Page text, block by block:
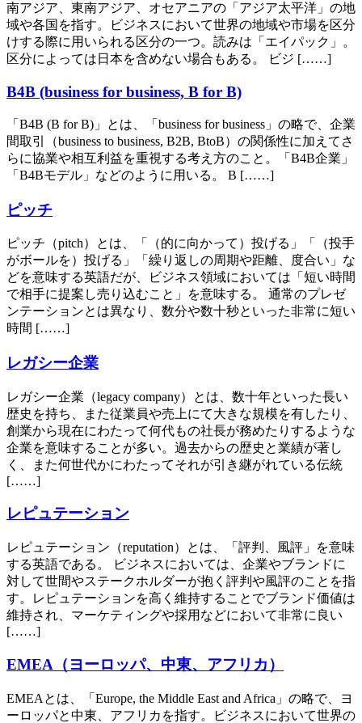
南アジア、東南アジア、オセアニアの「アジア太平洋」の地
域や各国を指す。ビジネスにおいて世界の地域や市場を区分
けする際に用いられる区分の一つ。読みは「エイパック」。
区分によっては日本を含めない場合もある。 ビジ [……]
B4B (business for business, B for B)
「B4B (B for B)」とは、「business for business」の略で、企業
間取引（business to business, B2B, BtoB）の関係性に加えてさ
らに協業や相互利益を重視する考え方のこと。「B4B企業」
「B4Bモデル」などのように用いる。 B [……]
ピッチ
ピッチ（pitch）とは、「（的に向かって）投げる」「（投手
がボールを）投げる」「繰り返しの周期や距離、度合い」な
どを意味する英語だが、ビジネス領域においては「短い時間
で相手に提案し売り込むこと」を意味する。 通常のプレゼ
ンテーションとは異なり、数分や数十秒といった非常に短い
時間 [……]
レガシー企業
レガシー企業（legacy company）とは、数十年といった長い
歴史を持ち、また従業員や売上にて大きな規模を有したり、
創業から現在にわたって何代もの社長が務めたりするような
企業を意味することが多い。過去からの歴史と業績が著し
く、また何世代かにわたってそれが引き継がれている伝統
[……]
レピュテーション
レピュテーション（reputation）とは、「評判、風評」を意味
する英語である。 ビジネスにおいては、企業やブランドに
対して世間やステークホルダーが抱く評判や風評のことを指
す。レピュテーションを高く維持することでブランド価値は
維持され、マーケティングや採用などにおいて非常に良い
[……]
EMEA（ヨーロッパ、中東、アフリカ）
EMEAとは、「Europe, the Middle East and Africa」の略で、ヨ
ーロッパと中東、アフリカを指す。ビジネスにおいて世界の